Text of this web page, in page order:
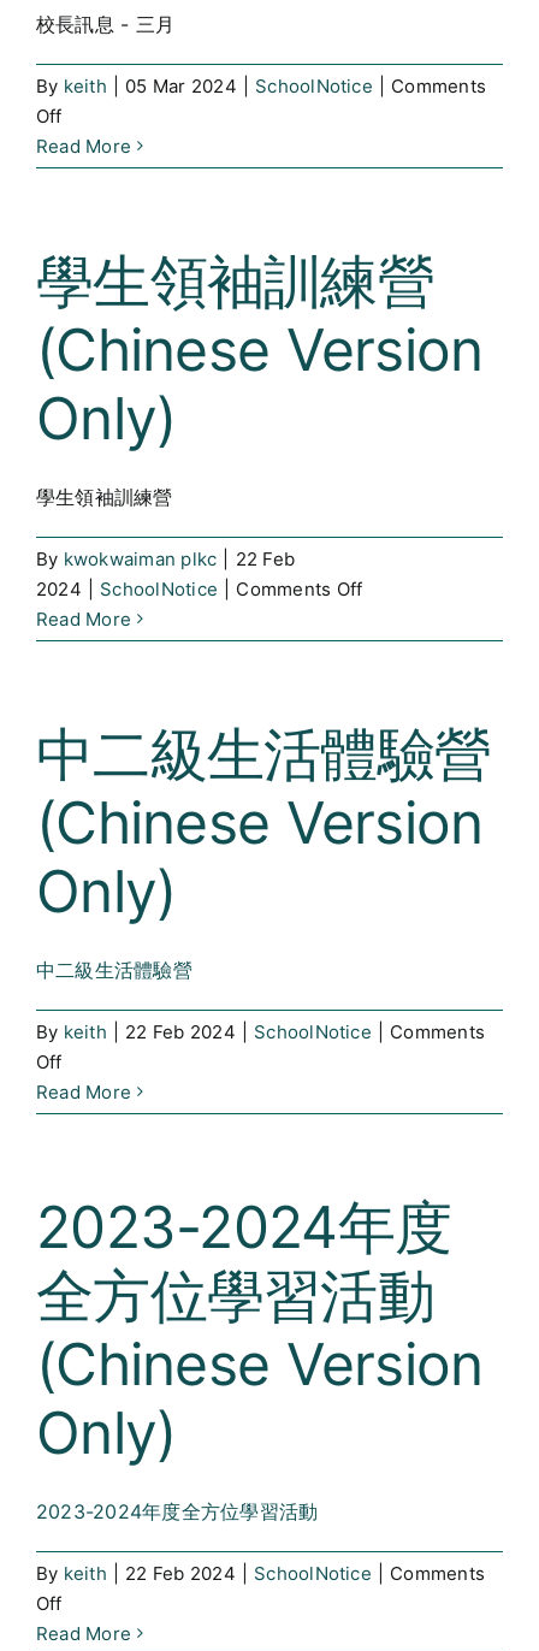
校長訊息 - 三月
By keith 05 Mar 2024 SchoolNotice
Comments
Offon
校
長
–
三
月
(Chinese
Only)
Read More
學生領袖訓練營
(Chinese Version
Only)
學生領袖訓練營
By kwokwaiman plkc
22 Feb
2024
SchoolNotice Comments Offon
生
訓
練
(Chinese
Read More
中二級生活體驗營
(Chinese Version
Only)
中二級生活體驗營
By keith 22 Feb 2024 SchoolNotice
Comments
Offon
中
二
活
體
驗
營
(Chinese
Version
Only)
Read More
2023-2024年度
全方位學習活動
(Chinese Version
Only)
2023-2024年度全方位學習活動
By keith 22 Feb 2024 SchoolNotice
Comments
Offon
2023-
Read More